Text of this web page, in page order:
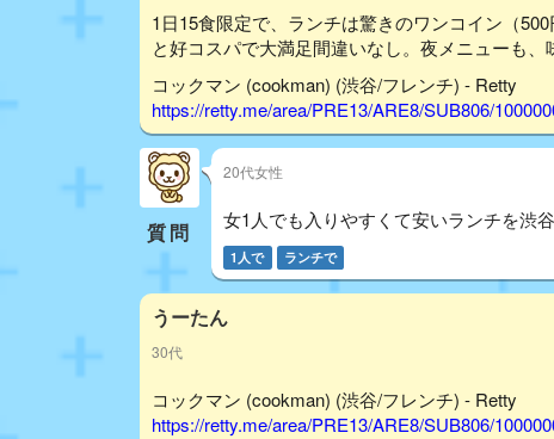
1日15食限定で、ランチは驚きのワンコイン（
と好コスパで大満足間違いなし。夜メニューも
コックマン (cookman) (渋谷/フレンチ) - Retty
https://retty.me/area/PRE13/ARE8/SUB806/
質問
20代女性
女1人でも入りやすくて安いランチを渋
1人で ランチで
うーたん
30代
コックマン (cookman) (渋谷/フレンチ) - Retty
https://retty.me/area/PRE13/ARE8/SUB806/